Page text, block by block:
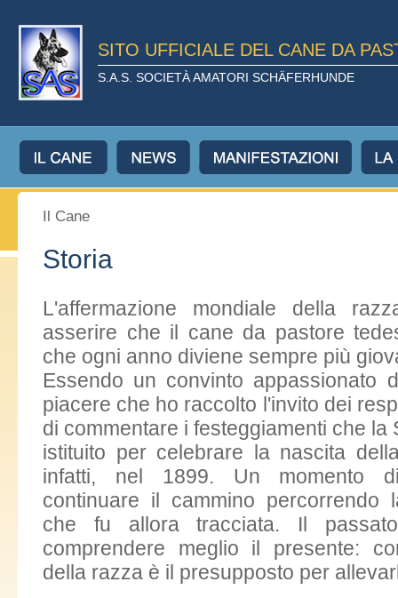
SITO UFFICIALE DEL CANE DA
S.A.S. SOCIETÀ AMATORI SCHÄFERHUNDE
Il Cane
Storia
L'affermazione mondiale della
asserire che il cane da pastore
che ogni anno diviene sempre più
Essendo un convinto appassionato
piacere che ho raccolto l'invito dei
di commentare i festeggiamenti che la
istituito per celebrare la nascita
infatti, nel 1899. Un momento
continuare il cammino percorrendo
che fu allora tracciata. Il
comprendere meglio il presente:
della razza è il presupposto per